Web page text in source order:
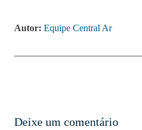
Autor: Equipe Central Ar
Deixe um comentário